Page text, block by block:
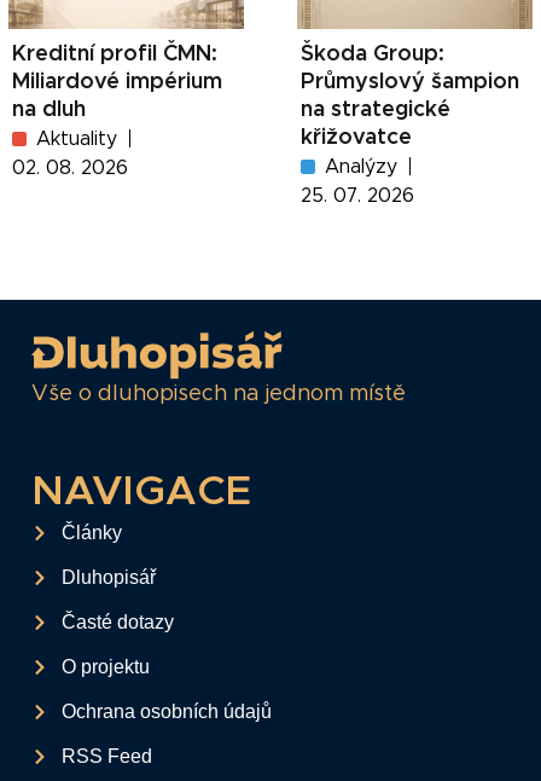
Kreditní profil ČMN:
Miliardové impérium
na dluh
Aktuality
02. 08. 2026
Škoda Group:
Průmyslový šampion
na strategické
křižovatce
Analýzy
25. 07. 2026
Vše o dluhopisech na jednom místě
NAVIGACE
Články
Dluhopisář
Časté dotazy
O projektu
Ochrana osobních údajů
RSS Feed